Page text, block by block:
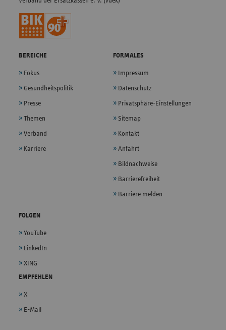
BEREICHE
Fokus
Gesundheitspolitik
Presse
Themen
Verband
Karriere
FORMALES
Impressum
Datenschutz
Privatsphäre-Einstellungen
Sitemap
Kontakt
Anfahrt
Bildnachweise
Barrierefreiheit
Barriere melden
FOLGEN
YouTube
LinkedIn
XING
EMPFEHLEN
X
E-Mail